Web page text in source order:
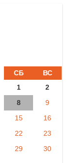
СБ
ВС
1
2
8
9
15
16
22
23
29
30